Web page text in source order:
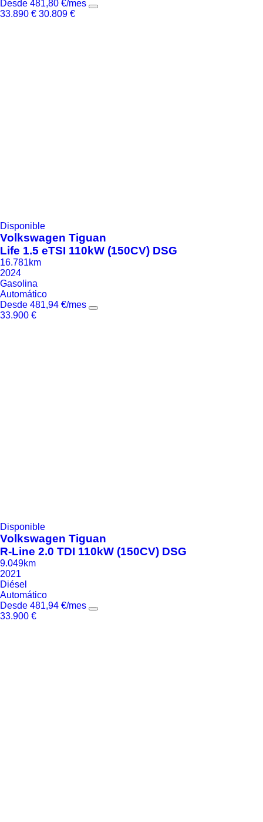
Desde 481,80 €/mes
33.890 € 30.809 €
Disponible
Volkswagen Tiguan
Life 1.5 eTSI 110kW (150CV) DSG
16.781km
2024
Gasolina
Automático
Desde 481,94 €/mes
33.900 €
Disponible
Volkswagen Tiguan
R-Line 2.0 TDI 110kW (150CV) DSG
9.049km
2021
Diésel
Automático
Desde 481,94 €/mes
33.900 €